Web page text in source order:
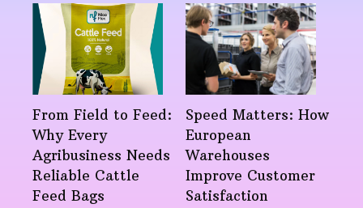
From Field to Feed:
Why Every
Agribusiness Needs
Reliable Cattle
Feed Bags
Speed Matters: How
European
Warehouses
Improve Customer
Satisfaction